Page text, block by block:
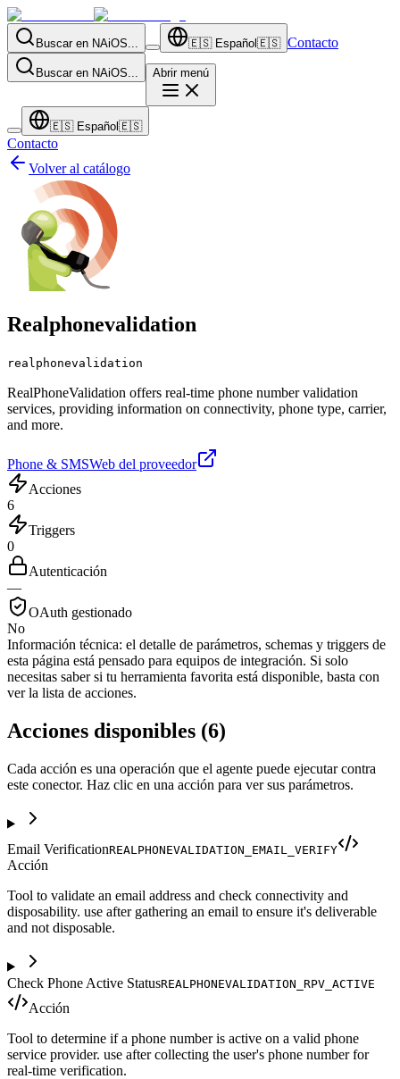
Buscar en NAiOS... 🇪🇸 Español 🇪🇸 Contacto
Buscar en NAiOS... Abrir menú
🇪🇸 Español 🇪🇸
Contacto
Volver al catálogo
Realphonevalidation
realphonevalidation
RealPhoneValidation offers real-time phone number validation
services, providing information on connectivity, phone type, carrier,
and more.
Phone & SMSWeb del proveedor
Acciones
6
Triggers
0
Autenticación
—
OAuth gestionado
No
Información técnica: el detalle de parámetros, schemas y triggers de
esta página está pensado para equipos de integración. Si solo
necesitas saber si tu herramienta favorita está disponible, basta con
ver la lista de acciones.
Acciones disponibles (6)
Cada acción es una operación que el agente puede ejecutar contra
este conector. Haz clic en una acción para ver sus parámetros.
Email VerificationREALPHONEVALIDATION_EMAIL_VERIFY
Acción
Tool to validate an email address and check connectivity and
disposability. use after gathering an email to ensure it's deliverable
and not disposable.
Check Phone Active StatusREALPHONEVALIDATION_RPV_ACTIVE
Acción
Tool to determine if a phone number is active on a valid phone
service provider. use after collecting the user's phone number for
real-time verification.